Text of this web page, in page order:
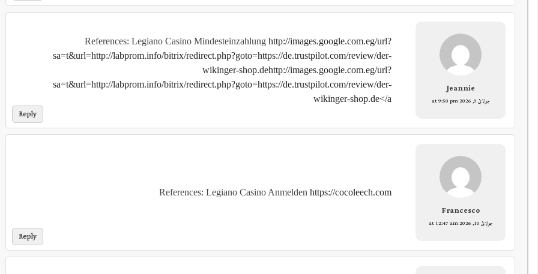
Jeannie
جولائ 9, 2026 at 9:50 pm
References: Legiano Casino Mindesteinzahlung http://images.google.com.eg/url?
sa=t&url=http://labprom.info/bitrix/redirect.php?goto=https://de.trustpilot.com/review/der-
wikinger-shop.dehttp://images.google.com.eg/url?
sa=t&url=http://labprom.info/bitrix/redirect.php?goto=https://de.trustpilot.com/review/der-
wikinger-shop.de</a
Reply
Francesco
جولائ 10, 2026 at 12:47 am
References: Legiano Casino Anmelden https://cocoleech.com
Reply